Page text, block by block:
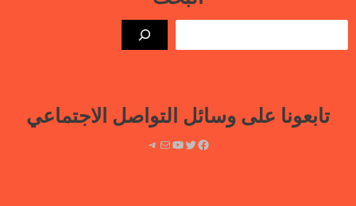
تابعونا على وسائل التواصل الاجتماعي
فيسبوك تويتر يوتيوب بريد تيليجرام